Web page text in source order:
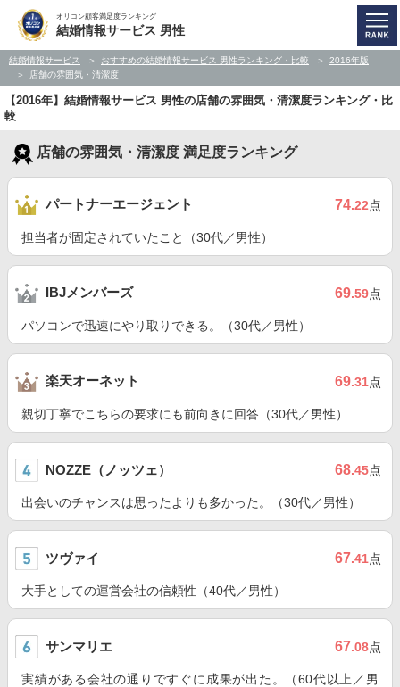
オリコン顧客満足度ランキング
結婚情報サービス 男性
結婚情報サービス おすすめの結婚情報サービス 男性ランキング・比較
2016年版
店舗の雰囲気・清潔度
【2016年】結婚情報サービス 男性の店舗の雰囲気・清潔度ランキング・比
較
店舗の雰囲気・清潔度 満足度ランキング
パートナーエージェント 74.22点
担当者が固定されていたこと（30代／男性）
IBJメンバーズ 69.59点
パソコンで迅速にやり取りできる。（30代／男性）
楽天オーネット 69.31点
親切丁寧でこちらの要求にも前向きに回答（30代／男性）
NOZZE（ノッツェ） 68.45点
出会いのチャンスは思ったよりも多かった。（30代／男性）
ツヴァイ 67.41点
大手としての運営会社の信頼性（40代／男性）
サンマリエ 67.08点
実績がある会社の通りですぐに成果が出た。（60代以上／男